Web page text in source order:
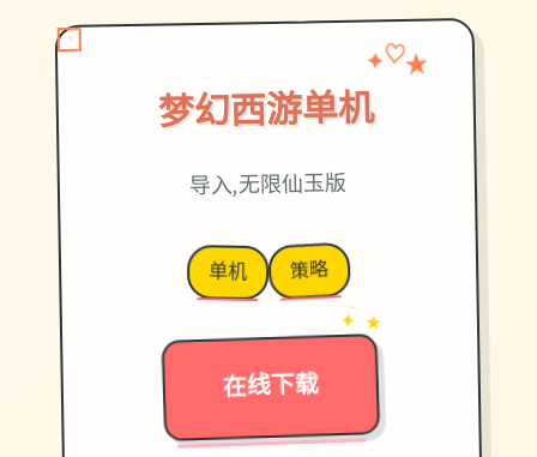
梦幻西游单机
✦ ♡★
导入,无限仙玉版
单机 策略
在线下载
→
✦ ★